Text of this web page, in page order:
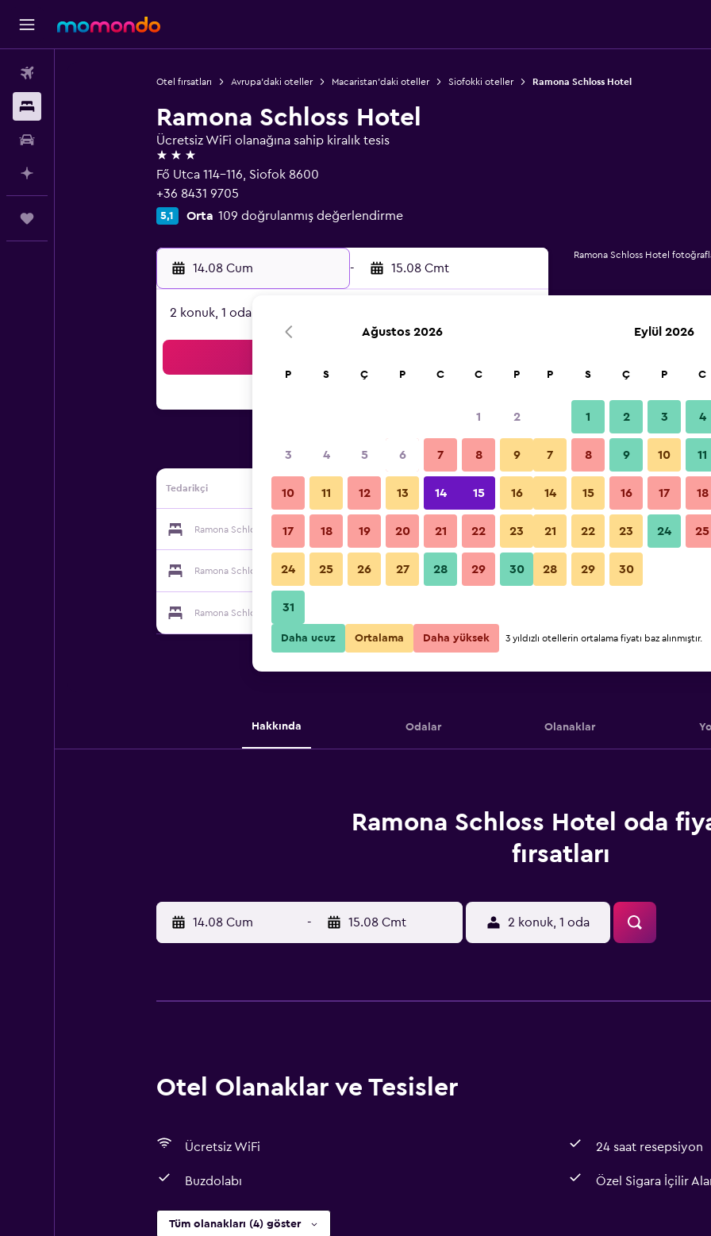
Otel fırsatları Avrupa'daki oteller Macaristan'daki oteller Siofokki oteller Ramona Schloss Hotel
Ramona Schloss Hotel
Ücretsiz WiFi olanağına sahip kiralık tesis
3 yıldız
Fő Utca 114-116, Siofok 8600
+36 8431 9705
5,1 Orta 109 doğrulanmış değerlendirme
14.08 Cum - 15.08 Cmt
2 konuk, 1 oda
Tedarikçi
Ramona Schloss Hotel tedarikçisi Fiyatları Göster
Ramona Schloss Hotel tedarikçisi Fiyatları Göster
Ramona Schloss Hotel tedarikçisi
Ramona Schloss Hotel
Hakkında Odalar Olanaklar
Ramona Schloss Hotel oda
fırsatları
14.08 Cum - 15.08 Cmt 2 konuk, 1 oda
Otel Olanaklar ve Tesisler
Ücretsiz WiFi 24 saat resepsiyon
Buzdolabı Özel Sigara İçilir
Tüm olanakları (4) göster
Ağustos 2026
P S Ç P C C P
1 2
3 4 5 6 7 8 9
10 11 12 13 14 15 16
17 18 19 20 21 22 23
24 25 26 27 28 29 30
31
Eylül 2026
P S Ç P C
1 2 3 4
7 8 9 10 11
14 15 16 17 18
21 22 23 24 25
28 29 30
Daha ucuz Ortalama Daha yüksek 3 yıldızlı otellerin ortalama fiyatı baz alınmıştır.